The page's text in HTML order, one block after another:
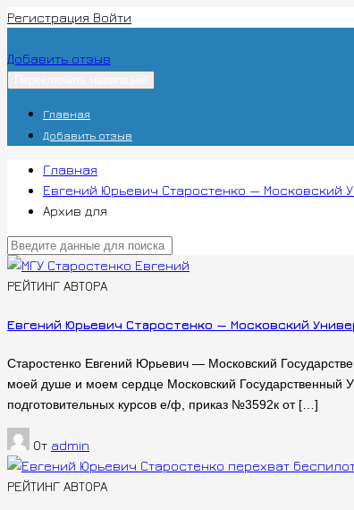
Регистрация Войти
Добавить отзыв
Главная
Добавить отзыв
Главная
Евгений Юрьевич Старостенко — Московский
Архив для
РЕЙТИНГ АВТОРА
Евгений Юрьевич Старостенко — Московский
Старостенко Евгений Юрьевич — Московский
моей душе и моем сердце Московский Государственный
подготовительных курсов е/ф, приказ №3592к от […]
От admin
РЕЙТИНГ АВТОРА